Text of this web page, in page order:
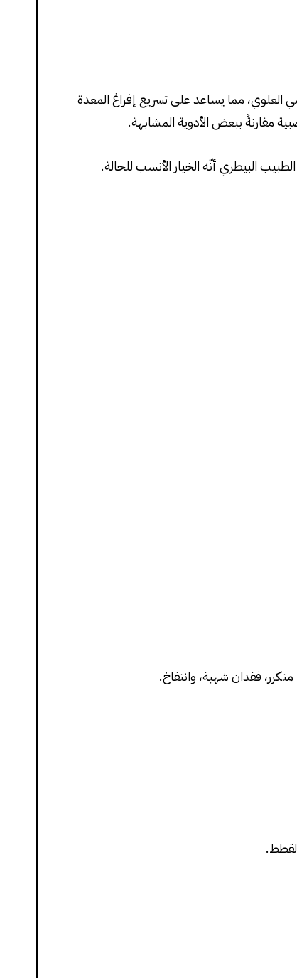
مما يساعد على تسريع إفراغ المعدة
مقارنةً ببعض الأدوية المشابهة.
البيطري أنّه الخيار الأنسب للحالة.
فقدان شهية، وانتفاخ.